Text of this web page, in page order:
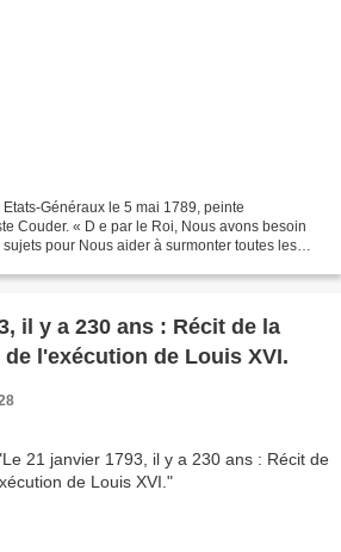
Généraux le 5 mai 1789, peinte
Couder. « D e par le Roi, Nous avons besoin
pour Nous aider à surmonter toutes les
il y a 230 ans : Récit de la
l'exécution de Louis XVI.